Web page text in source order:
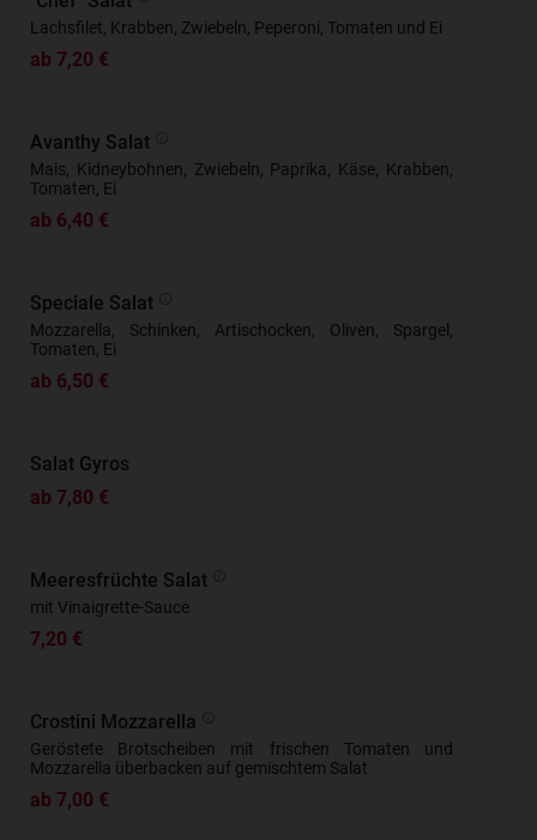
Lachsfilet, Krabben, Zwiebeln, Peperoni, Tomaten und Ei
ab 7,20 €
Avanthy Salat
Mais, Kidneybohnen, Zwiebeln, Paprika, Käse, Krabben,
Tomaten, Ei
ab 6,40 €
Speciale Salat
Mozzarella, Schinken, Artischocken, Oliven, Spargel,
Tomaten, Ei
ab 6,50 €
Salat Gyros
ab 7,80 €
Meeresfrüchte Salat
mit Vinaigrette-Sauce
7,20 €
Crostini Mozzarella
Geröstete Brotscheiben mit frischen Tomaten und
Mozzarella überbacken auf gemischtem Salat
ab 7,00 €